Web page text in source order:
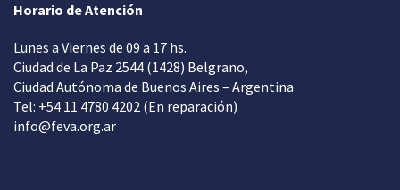
Horario de Atención
Lunes a Viernes de 09 a 17 hs.
Ciudad de La Paz 2544 (1428) Belgrano,
Ciudad Autónoma de Buenos Aires – Argentina
Tel: +54 11 4780 4202 (En reparación)
info@feva.org.ar